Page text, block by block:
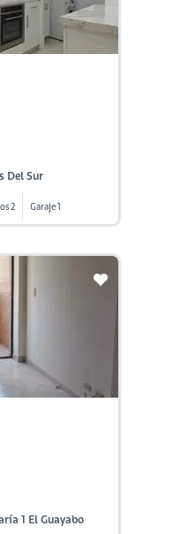
Del Sur
2 Garaje 1
1 El Guayabo